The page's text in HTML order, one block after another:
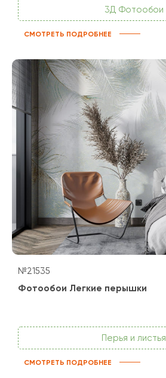
3Д Фотообои
СМОТРЕТЬ ПОДРОБНЕЕ
№21535
Фотообои Легкие перышки
Перья и листья
СМОТРЕТЬ ПОДРОБНЕЕ